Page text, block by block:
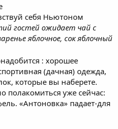
себя Ньютоном
гостей ожидает чай с
яблочное, сок яблочный
: хорошее
(дачная) одежда,
которые вы наберете.
полакомиться уже сейчас:
«Антоновка» падает-для